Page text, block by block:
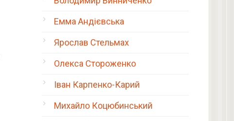
Емма Андієвська
Ярослав Стельмах
Олекса Стороженко
Іван Карпенко-Карий
Михайло Коцюбинський